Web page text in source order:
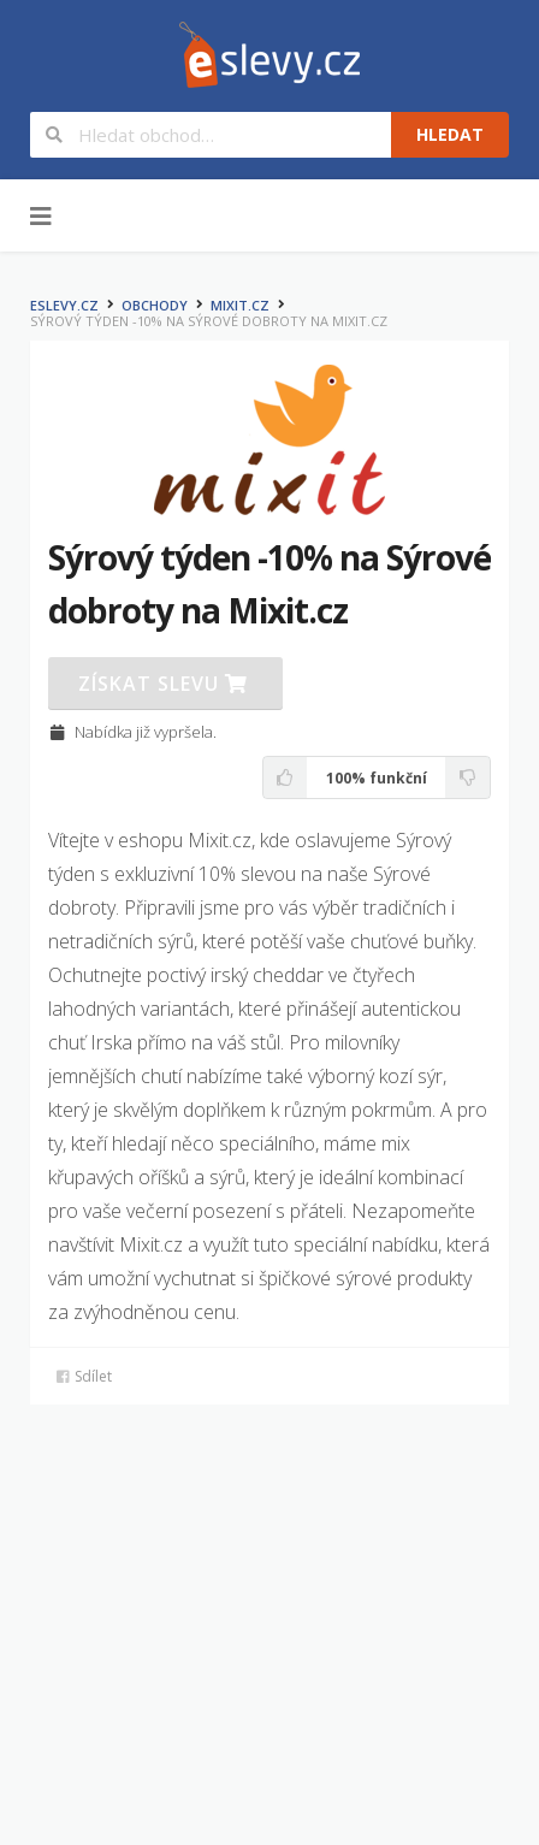
HLEDAT
ESLEVY.CZ OBCHODY
MIXIT.CZ
SÝROVÝ TÝDEN -10% NA SÝROVÉ DOBROTY NA MIXIT.CZ
Sýrový týden -10% na Sýrové
dobroty na Mixit.cz
ZÍSKAT SLEVU
Nabídka již vypršela.
100% funkční
Vítejte v eshopu Mixit.cz, kde oslavujeme Sýrový
týden s exkluzivní 10% slevou na naše Sýrové
dobroty. Připravili jsme pro vás výběr tradičních i
netradičních sýrů, které potěší vaše chuťové buňky.
Ochutnejte poctivý irský cheddar ve čtyřech
lahodných variantách, které přinášejí autentickou
chuť Irska přímo na váš stůl. Pro milovníky
jemnějších chutí nabízíme také výborný kozí sýr,
který je skvělým doplňkem k různým pokrmům. A pro
ty, kteří hledají něco speciálního, máme mix
křupavých oříšků a sýrů, který je ideální kombinací
pro vaše večerní posezení s přáteli. Nezapomeňte
navštívit Mixit.cz a využít tuto speciální nabídku, která
vám umožní vychutnat si špičkové sýrové produkty
za zvýhodněnou cenu.
Sdílet